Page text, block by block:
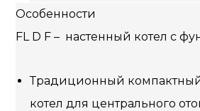
Особенности
FL D F – настенный котел с
Традиционный
котел для центрального